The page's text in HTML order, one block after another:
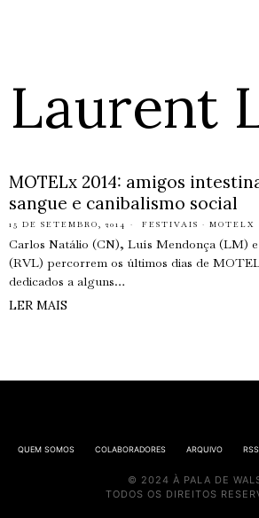
Laurent
MOTELx 2014: amigos
sangue e canibalismo social
15 DE SETEMBRO, 2014 FESTIVAIS · MOTELX
Carlos Natálio (CN), Luís Mendonça (LM)
(RVL) percorrem os últimos dias de
dedicados a alguns…
LER MAIS
QUEM SOMOS COLABORADORES ARQUIVO RSS
© 2024 À PALA DE
TODOS OS DIREITOS